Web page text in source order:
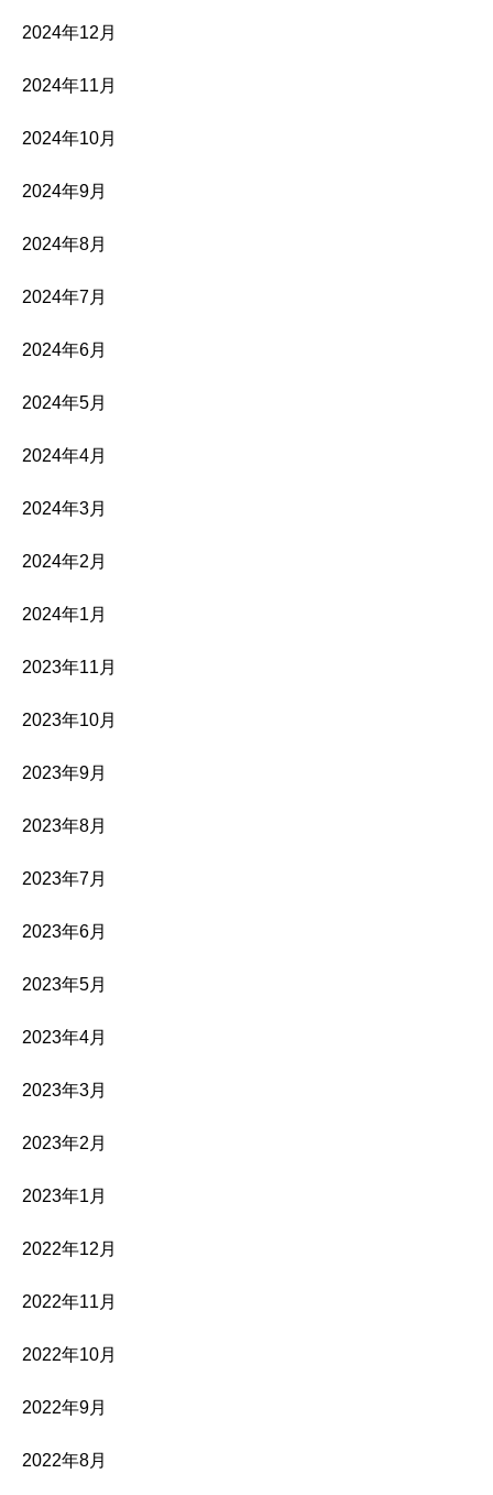
2024年12月
2024年11月
2024年10月
2024年9月
2024年8月
2024年7月
2024年6月
2024年5月
2024年4月
2024年3月
2024年2月
2024年1月
2023年11月
2023年10月
2023年9月
2023年8月
2023年7月
2023年6月
2023年5月
2023年4月
2023年3月
2023年2月
2023年1月
2022年12月
2022年11月
2022年10月
2022年9月
2022年8月